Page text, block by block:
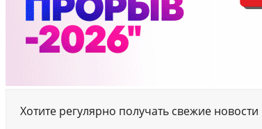
Хотите регулярно получать свежие